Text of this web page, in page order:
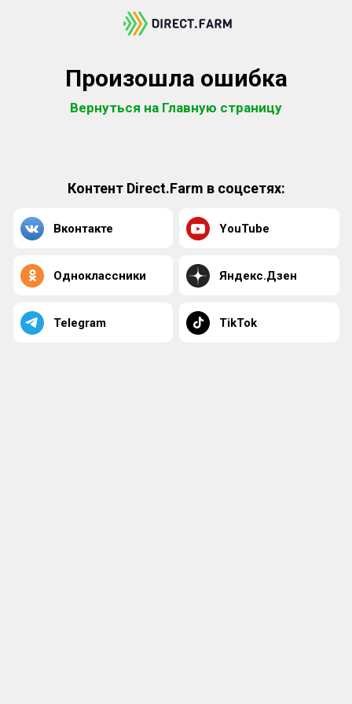
Произошла ошибка
Вернуться на Главную страницу
Контент Direct.Farm в соцсетях:
Вконтакте YouTube
Одноклассники Яндекс.Дзен
Telegram TikTok